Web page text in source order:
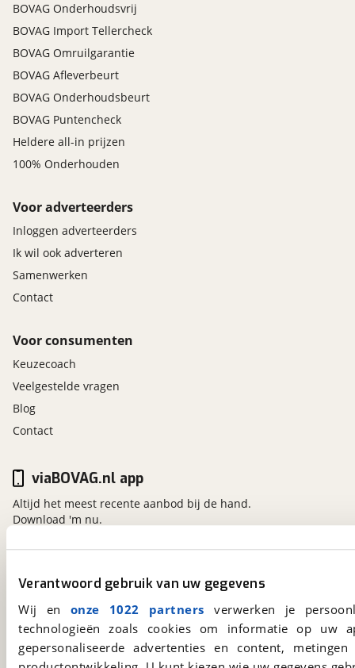
Verantwoord gebruik van uw gegevens
Wij en onze 1022 partners verwerken je
technologieën zoals cookies om informatie op
gepersonaliseerde advertenties en content,
BOVAG Onderhoudsvrij
BOVAG Import Tellercheck
BOVAG Omruilgarantie
BOVAG Afleverbeurt
BOVAG Onderhoudsbeurt
BOVAG Puntencheck
Heldere all-in prijzen
100% Onderhouden
Voor adverteerders
Inloggen adverteerders
Ik wil ook adverteren
Samenwerken
Contact
Voor consumenten
Keuzecoach
Veelgestelde vragen
Blog
Contact
viaBOVAG.nl
Kosterijland15
3981 AJ
Bunnik
Een initiatief van
BOVAG
viaBOVAG.nl app
Altijd het meest recente aanbod bij de hand.
Download 'm nu.